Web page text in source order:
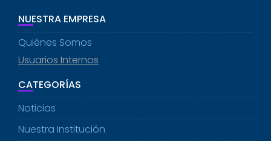
NUESTRA EMPRESA
Quiénes Somos
Usuarios Internos
CATEGORÍAS
Noticias
Nuestra Institución